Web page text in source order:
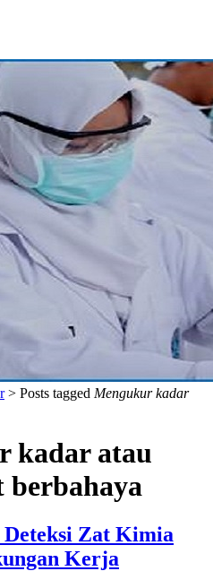
> Posts tagged Mengukur kadar
kadar atau
berbahaya
Zat Kimia
Kerja